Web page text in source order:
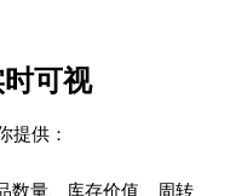
可视
提供：
数量、库存价值、周转